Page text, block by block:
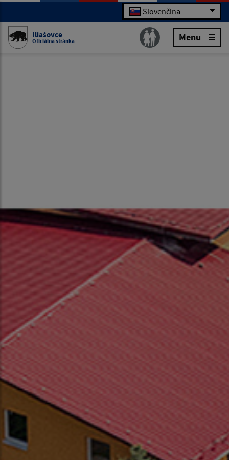
Slovenčina
Iliašovce
Oficiálna stránka Menu